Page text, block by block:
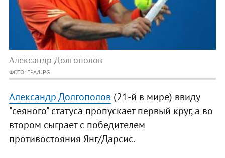
Александр Долгополов
ФОТО: EPA/UPG
Александр Долгополов (21-й в мире) ввиду
"сеяного" статуса пропускает первый круг, а во
втором сыграет с победителем
противостояния Янг/Дарсис.